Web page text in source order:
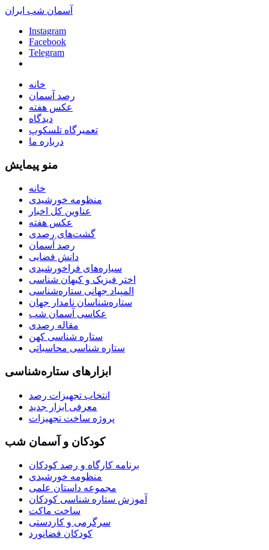
آسمان شب ایران
Instagram
Facebook
Telegram
خانه
رصد آسمان
عکس هفته
دیدگاه
تعمیرگاه تلسکوپ
درباره ما
منو پیمایش
خانه
منظومه خورشیدی
عناوین کل اخبار
عکس هفته
گشت‌های رصدی
رصد آسمان
دانش فضایی
سیاره‌های فراخورشیدی
اختر فیزیک و کیهان شناسی
المپیاد جهانی ستاره‌شناسی
ستاره‌شناسان نامدار جهان
عکاسی آسمان شب
مقاله رصدی
ستاره شناسی کهن
ستاره شناسی محاسباتی
ابزارهای ستاره‌شناسی
انتخاب تجهیزات رصد
معرفی ابزار جدید
پروژه ساخت تجهیزات
کودکان و آسمان شب
برنامه‌ کارگاه و رصد کودکان
منظومه خورشیدی
مجموعه داستان علمی
آموزش ستاره شناسی کودکان
ساخت ماکت
سرگرمی و کاردستی
کودکان فضانورد